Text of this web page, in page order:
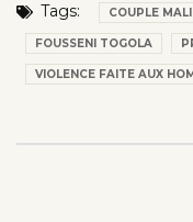
Tags: COUPLE
FOUSSENI TOGOLA
VIOLENCE FAITE AUX